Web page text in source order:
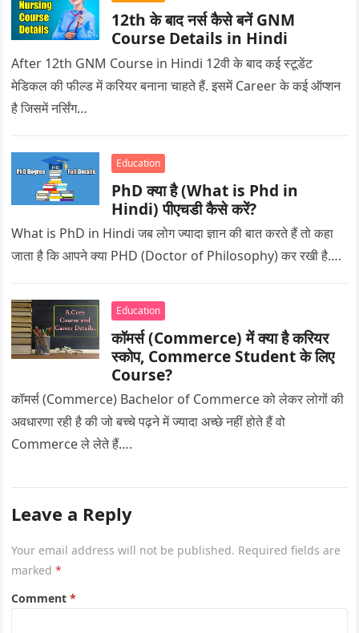
12th के बाद नर्स कैसे बनें GNM
Course Details in Hindi
After 12th GNM Course in Hindi 12वी के बाद कई स्टूडेंट
मेडिकल की फील्ड में करियर बनाना चाहते हैं. इसमें Career के कई ऑप्शन
है जिसमें नर्सिंग…
Education
PhD क्या है (What is Phd in
Hindi) पीएचडी कैसे करें?
What is PhD in Hindi जब लोग ज्यादा ज्ञान की बात करते हैं तो कहा
जाता है कि आपने क्या PHD (Doctor of Philosophy) कर रखी है….
Education
कॉमर्स (Commerce) में क्या है करियर
स्कोप, Commerce Student के लिए
Course?
कॉमर्स (Commerce) Bachelor of Commerce को लेकर लोगों की
अवधारणा रही है की जो बच्चे पढ़ने में ज्यादा अच्छे नहीं होते हैं वो
Commerce ले लेते हैं….
Leave a Reply
Your email address will not be published. Required fields are
marked*
Comment*